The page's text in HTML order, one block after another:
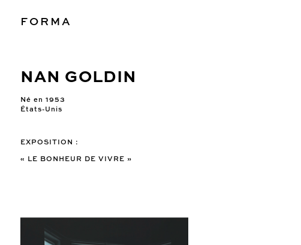
FORMA
NAN GOLDIN
Né en 1953
États-Unis
EXPOSITION :
« LE BONHEUR DE VIVRE »